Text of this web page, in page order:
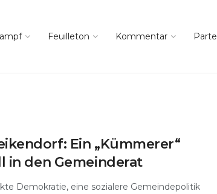
Feuilleton Kommentar
Ein „Kümmerer“
in den Gemeinderat
Demokratie, eine sozialere Gemeindepolitik